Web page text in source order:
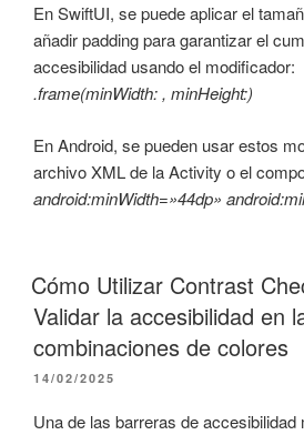
En SwiftUI, se puede aplicar el
añadir padding para garantizar el
accesibilidad usando el modificador:
.frame(minWidth: , minHeight:)
En Android, se pueden usar estos
archivo XML de la Activity o el
android:minWidth=»44dp»
Cómo Utilizar Contrast
Validar la accesibilidad en
combinaciones de colores
PUBLICADO
14/02/2025
Una de las barreras de accesibilidad